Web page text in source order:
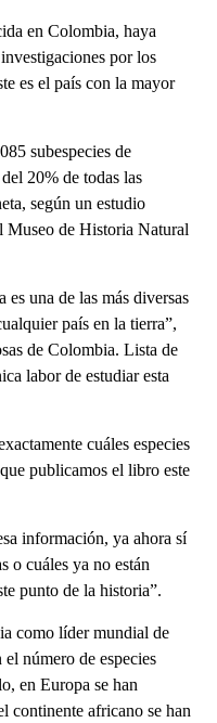
en Colombia, haya
por los
es el país con la mayor
subespecies de
20% de todas las
según un estudio
Museo de Historia Natural
una de las más diversas
país en la tierra”,
de Colombia. Lista de
labor de estudiar esta
cuáles especies
publicamos el libro este
información, ya ahora sí
o cuáles ya no están
punto de la historia”.
como líder mundial de
número de especies
en Europa se han
continente africano se han